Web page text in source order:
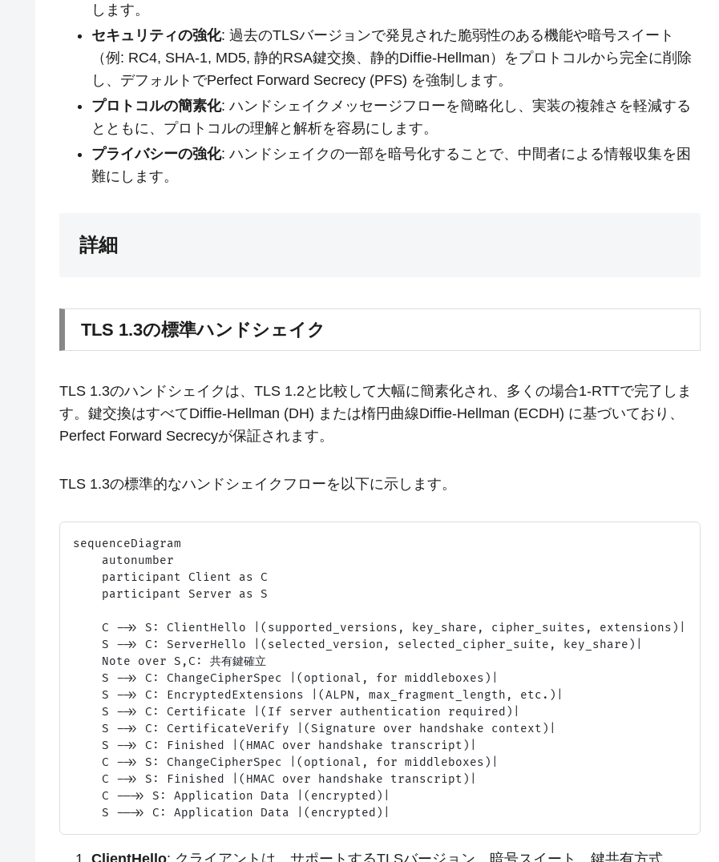
します。
セキュリティの強化: 過去のTLSバージョンで発見された脆弱性のある機能や暗号スイート
（例: RC4, SHA-1, MD5, 静的RSA鍵交換、静的Diffie-Hellman）をプロトコルから完全に削除
し、デフォルトでPerfect Forward Secrecy (PFS) を強制します。
プロトコルの簡素化: ハンドシェイクメッセージフローを簡略化し、実装の複雑さを軽減する
とともに、プロトコルの理解と解析を容易にします。
プライバシーの強化: ハンドシェイクの一部を暗号化することで、中間者による情報収集を困
難にします。
詳細
TLS 1.3の標準ハンドシェイク
TLS 1.3のハンドシェイクは、TLS 1.2と比較して大幅に簡素化され、多くの場合1-RTTで完了しま
す。鍵交換はすべてDiffie-Hellman (DH) または楕円曲線Diffie-Hellman (ECDH) に基づいており、
Perfect Forward Secrecyが保証されます。
TLS 1.3の標準的なハンドシェイクフローを以下に示します。
sequenceDiagram
    autonumber
    participant Client as C
    participant Server as S
    C ->> S: ClientHello |(supported_versions, key_share, cipher_suites, extensions)|
    S ->> C: ServerHello |(selected_version, selected_cipher_suite, key_share)|
    Note over S,C: 共有鍵確立
    S ->> C: ChangeCipherSpec |(optional, for middleboxes)|
    S ->> C: EncryptedExtensions |(ALPN, max_fragment_length, etc.)|
    S ->> C: Certificate |(If server authentication required)|
    S ->> C: CertificateVerify |(Signature over handshake context)|
    S ->> C: Finished |(HMAC over handshake transcript)|
    C ->> S: ChangeCipherSpec |(optional, for middleboxes)|
    C ->> S: Finished |(HMAC over handshake transcript)|
    C -->> S: Application Data |(encrypted)|
ClientHello: クライアントは、サポートするTLSバージョン、暗号スイート、鍵共有方式